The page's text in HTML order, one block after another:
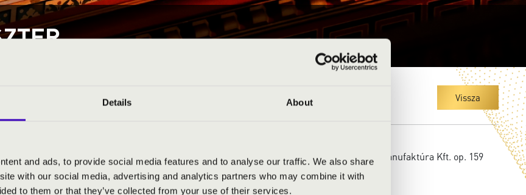
Details About
and ads, to provide social media features and to analyse our traffic. We also share
with our social media, advertising and analytics partners who may combine it with
to them or that they’ve collected from your use of their services.
Vissza
8900
Mindszenty József tér 1.
Orgona építője:
Pécsi Orgonaépítő Manufaktúra Kft. op. 159
Utolsó felújítás éve:
Utolsó felújítást végző cég: